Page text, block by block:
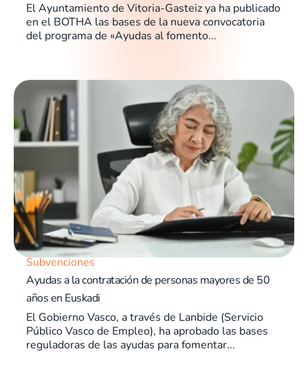
El Ayuntamiento de Vitoria-Gasteiz ya ha publicado
en el BOTHA las bases de la nueva convocatoria
del programa de «Ayudas al fomento...
Subvenciones
Ayudas a la contratación de personas mayores de 50
años en Euskadi
El Gobierno Vasco, a través de Lanbide (Servicio
Público Vasco de Empleo), ha aprobado las bases
reguladoras de las ayudas para fomentar...